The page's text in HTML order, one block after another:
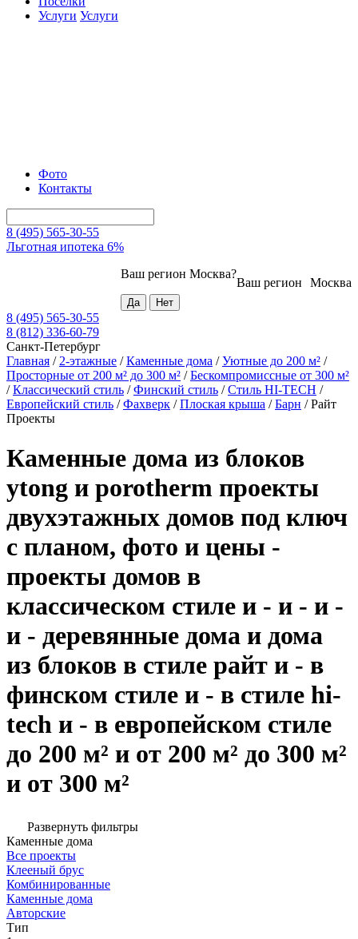
Услуги Услуги
Фото
Контакты
8 (495) 565-30-55
Льготная ипотека 6%
Москва
Ваш регион
Ваш регион Москва?
8 (495) 565-30-55
8 (812) 336-60-79
Санкт-Петербург
Главная / 2-этажные /Каменные дома /Уютные до 200 м² /
Просторные от 200 м² до 300 м² /Бескомпромиссные от 300 м²
/Классический стиль /Финский стиль /Стиль HI-TECH /
Европейский стиль /Фахверк /Плоская крыша /Барн /Райт
Проекты
Каменные дома из блоков
ytong и porotherm проекты
двухэтажных домов под ключ
с планом, фото и цены -
проекты домов в
классическом стиле и - и - и -
и - деревянные дома и дома
из блоков в стиле райт и - в
финском стиле и - в стиле hi-
tech и - в европейском стиле
до 200 м² и от 200 м² до 300 м²
и от 300 м²
Развернуть фильтры
Каменные дома
Все проекты
Клееный брус
Комбинированные
Каменные дома
Авторские
Тип